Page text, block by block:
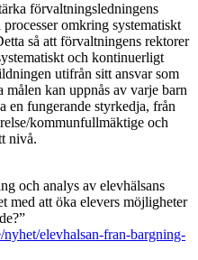
förvaltningsledningens
omkring systematiskt
så att förvaltningens rektorer
och kontinuerligt
utifrån sitt ansvar som
målen kan uppnås av varje barn
en fungerande styrkedja, från
kommunfullmäktige och
nivå.
och analys av elevhälsans
med att öka elevers möjligheter
elevhalsan-fran-bargning-